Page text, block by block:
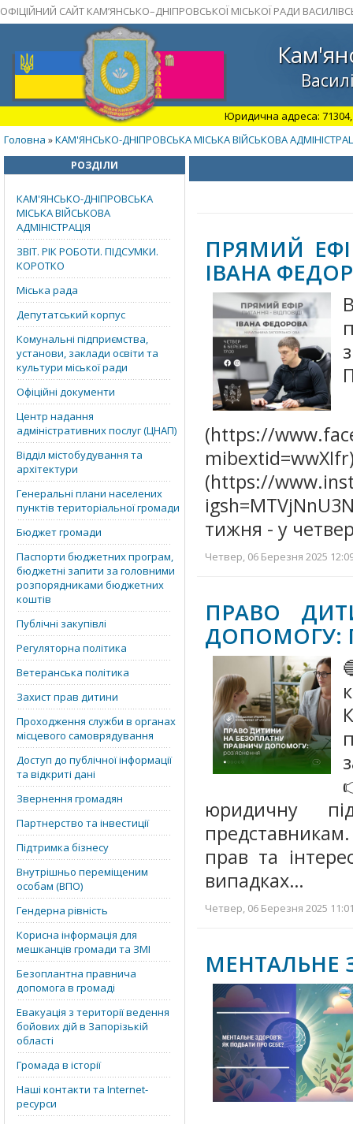
ОФІЦІЙНИЙ САЙТ КАМ’ЯНСЬКО–ДНІПРОВСЬКОЇ МІСЬКОЇ РАДИ
Юридична адреса: 71304,
Головна »КАМ'ЯНСЬКО-ДНІПРОВСЬКА МІСЬКА ВІЙСЬКОВА
РОЗДІЛИ
КАМ'ЯНСЬКО-ДНІПРОВСЬКА
МІСЬКА ВІЙСЬКОВА
АДМІНІСТРАЦІЯ
ЗВІТ. РІК РОБОТИ. ПІДСУМКИ.
КОРОТКО
Міська рада
Депутатський корпус
Комунальні підприємства,
установи, заклади освіти та
культури міської ради
Офіційні документи
Центр надання
адміністративних послуг (ЦНАП)
Відділ містобудування та
архітектури
Генеральні плани населених
пунктів територіальної громади
Бюджет громади
Паспорти бюджетних програм,
бюджетні запити за головними
розпорядниками бюджетних
коштів
Публічні закупівлі
Регуляторна політика
Ветеранська політика
Захист прав дитини
Проходження служби в органах
місцевого самоврядування
Доступ до публічної інформації
та відкриті дані
Звернення громадян
Партнерство та інвестиції
Підтримка бізнесу
Внутрішньо переміщеним
особам (ВПО)
Гендерна рівність
Корисна інформація для
мешканців громади та ЗМІ
Безоплантна правнича
допомога в громаді
Евакуація з території ведення
бойових дій в Запорізькій
області
Громада в історії
Наші контакти та Internet-
ресурси
ПРЯМИЙ
ІВАНА
(https://
(https://
тижня - у
Четвер, 06 Березня 2025
ПРАВО
ДОПОМОГУ:
юридичну
прав та
випадках…
Четвер, 06 Березня 2025
МЕНТАЛЬНЕ